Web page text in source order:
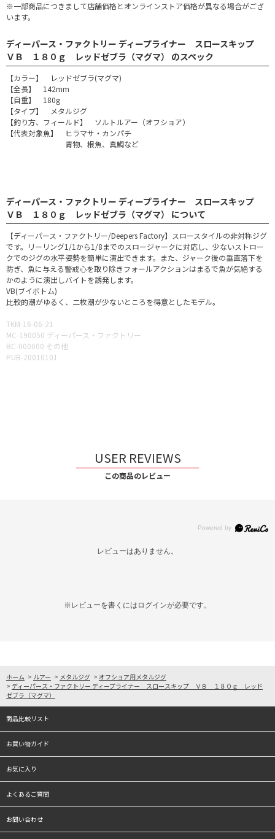
※一部商品につきまして店舗価格とオンラインストア価格が異なる場合がござ
います。
ディーパース・ファクトリー ディープライナー スロースキップ
ＶＢ １８０ｇ レッドゼブラ（マグマ） のスペック
【カラー】 レッドゼブラ(マグマ)
【全長】 142mm
【自重】 180g
【タイプ】 メタルジグ
【釣り方、フィールド】 ソルトルアー（オフショア）
【代表対象魚】 ヒラマサ・カンパチ
青物、根魚、真鯛など
ディーパース・ファクトリー ディープライナー スロースキップ
ＶＢ １８０ｇ レッドゼブラ（マグマ） について
【ディーパース・ファクトリー/Deepers Factory】スロースタイルの非対称ジグ
です。リーリング1/1から1/8までのスロージャークに対応し、少ないストロー
クでのジグの水平姿勢を簡単に演出できます。また、ジャーク後の垂直落下を
防ぎ、魚に与える警戒心を取り除きフォールアクションはまるで魚が気絶する
かのように演出しバイトを誘発します。
VB(ブイボトム)
比較的潮がゆるく、二枚潮が少ないところを得意としたモデル。
TKM-16-06-21
MC-190050 ディーパース・ファクトリー
BC-000000 その他
PUB-20010101
USER REVIEWS
この商品のレビュー
レビューはありません。
※レビューを書くには ログインが必要です。
ホーム > ルアー > メタルジグ > オフショア用メタルジグ
> ディーパース・ファクトリー ディープライナー スロースキップ ＶＢ １８０ｇ レッド
ゼブラ（マグマ）
商品比較リスト
お買い物ガイド
お気に入り
よくあるご質問
お問い合わせ